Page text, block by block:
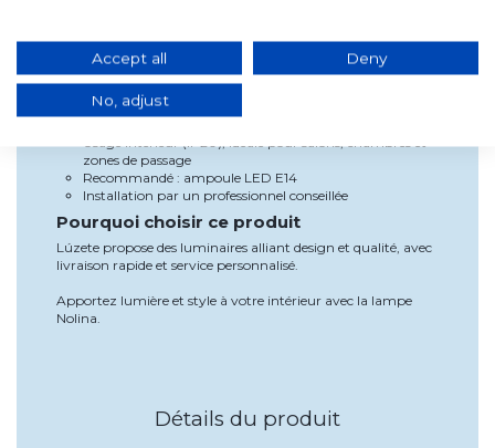
Son design moderne et polyvalent s’intègre facilement dans
tout type de décoration.
Utilisation et installation
zones de passage
Recommandé : ampoule LED E14
Installation par un professionnel conseillée
Pourquoi choisir ce produit
Lúzete propose des luminaires alliant design et qualité, avec
livraison rapide et service personnalisé.
Apportez lumière et style à votre intérieur avec la lampe
Nolina.
Détails du produit
Accept all Deny
No, adjust